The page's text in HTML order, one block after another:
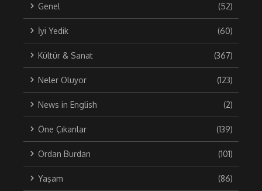
Genel (52)
İyi Yedik (60)
Kültür & Sanat (367)
Neler Oluyor (123)
News in English (2)
Öne Çıkanlar (139)
Ordan Burdan (101)
Yaşam (86)